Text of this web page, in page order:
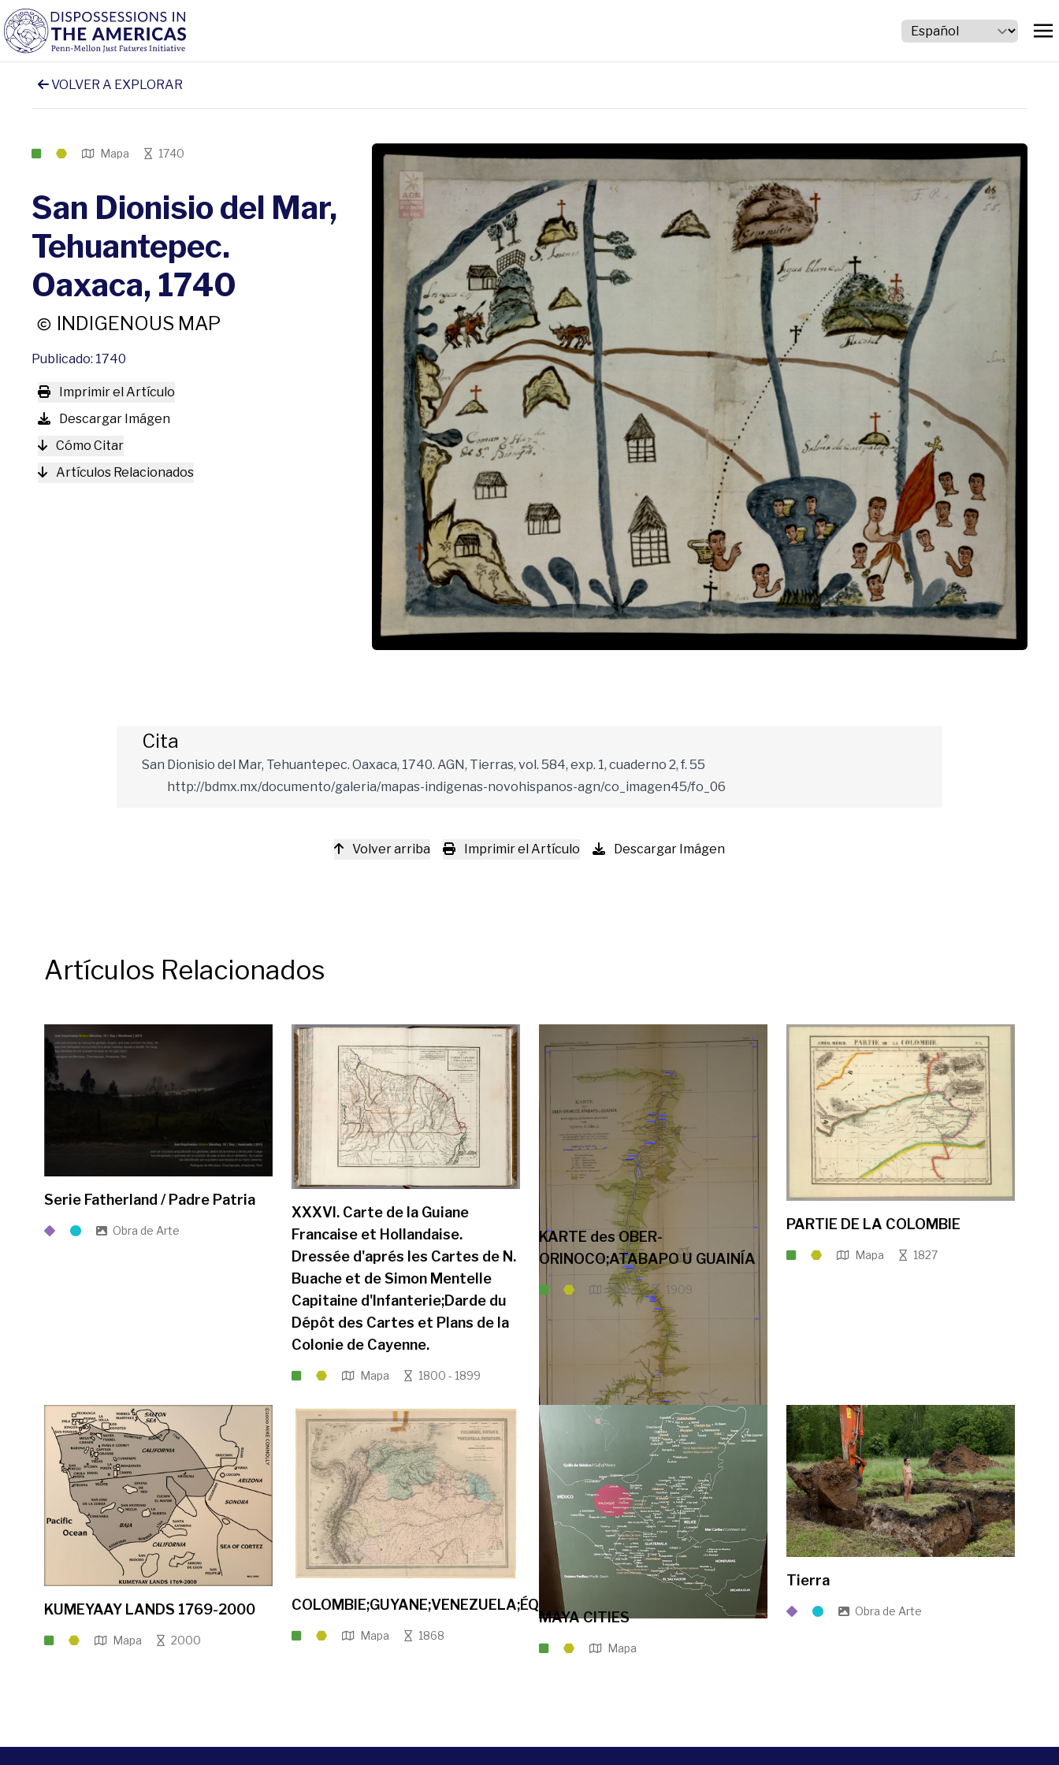
VOLVER A EXPLORAR
Mapa 1740
San Dionisio del Mar,
Tehuantepec.
Oaxaca, 1740
INDIGENOUS MAP
Publicado: 1740
Imprimir el Artículo
Descargar Imágen
Cómo Citar
Artículos Relacionados
Cita
San Dionisio del Mar, Tehuantepec. Oaxaca, 1740. AGN, Tierras, vol. 584, exp. 1, cuaderno 2, f. 55
http://bdmx.mx/documento/galeria/mapas-indigenas-novohispanos-agn/co_imagen45/fo_06
Volver arriba Imprimir el Artículo Descargar Imágen
Artículos Relacionados
Serie Fatherland / Padre Patria
Obra de Arte
XXXVI. Carte de la Guiane
Francaise et Hollandaise.
Dressée d'aprés les Cartes de N.
Buache et de Simon Mentelle
Capitaine d'Infanterie;Darde du
Dépôt des Cartes et Plans de la
Colonie de Cayenne.
Mapa 1800 - 1899
KARTE des OBER-
ORINOCO;ATABAPO U GUAINÍA
Mapa 1909
PARTIE DE LA COLOMBIE
Mapa 1827
KUMEYAAY LANDS 1769-2000
Mapa 2000
COLOMBIE;GUYANE;VENEZUELA;ÉQUATEUR
Mapa 1868
MAYA CITIES
Mapa
Tierra
Obra de Arte